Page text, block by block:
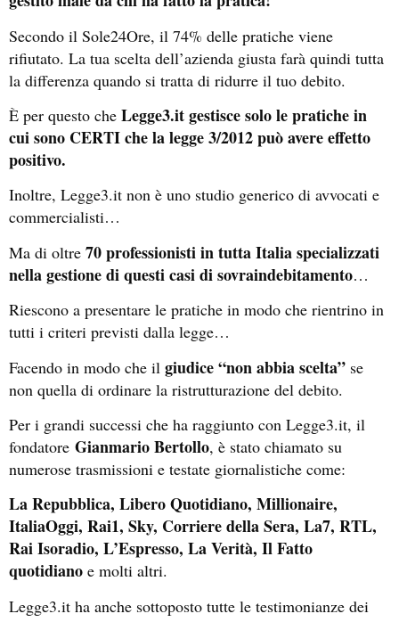
Secondo il Sole24Ore, il 74% delle pratiche viene
rifiutato. La tua scelta dell’azienda giusta farà quindi tutta
la differenza quando si tratta di ridurre il tuo debito.
È per questo che Legge3.it gestisce solo le pratiche in
cui sono CERTI che la legge 3/2012 può avere effetto
positivo.
Inoltre, Legge3.it non è uno studio generico di avvocati e
commercialisti…
Ma di oltre 70 professionisti in tutta Italia specializzati
nella gestione di questi casi di sovraindebitamento…
Riescono a presentare le pratiche in modo che rientrino in
tutti i criteri previsti dalla legge…
Facendo in modo che il giudice “non abbia scelta” se
non quella di ordinare la ristrutturazione del debito.
Per i grandi successi che ha raggiunto con Legge3.it, il
fondatore Gianmario Bertollo, è stato chiamato su
numerose trasmissioni e testate giornalistiche come:
La Repubblica, Libero Quotidiano, Millionaire,
ItaliaOggi, Rai1, Sky, Corriere della Sera, La7, RTL,
Rai Isoradio, L’Espresso, La Verità, Il Fatto
quotidiano e molti altri.
Legge3.it ha anche sottoposto tutte le testimonianze dei